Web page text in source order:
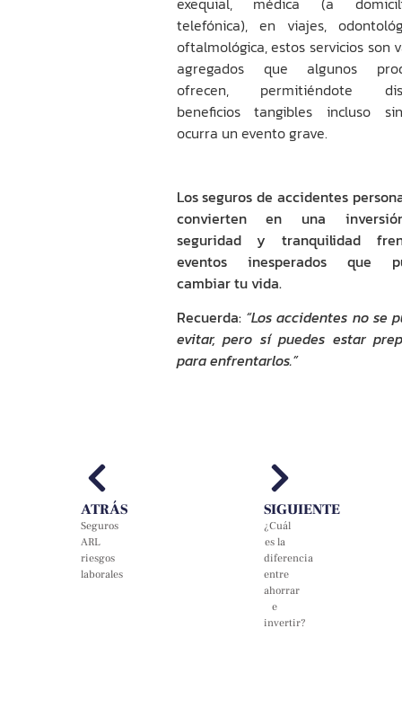
telefónica), en viajes,
oftalmológica, estos servicios son
agregados que algunos
ofrecen, permitiéndote
beneficios tangibles incluso
ocurra un evento grave.
Losseguros de accidentes
convierten en una
seguridad y tranquilidad
eventos inesperados que
cambiar tu vida.
Recuerda: “Los accidentes no se
evitar, pero sí puedes estar
para enfrentarlos.”
ATRÁS
Seguros
ARL
riesgos
laborales
SIGUIENTE
¿Cuál
es la
diferencia
entre
ahorrar
e
invertir?